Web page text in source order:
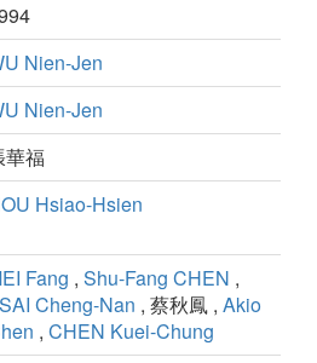
Nien-Jen
Nien-Jen
華福
Hsiao-Hsien
Fang , Shu-Fang CHEN ,
Cheng-Nan , 蔡秋鳳 , Akio
, CHEN Kuei-Chung